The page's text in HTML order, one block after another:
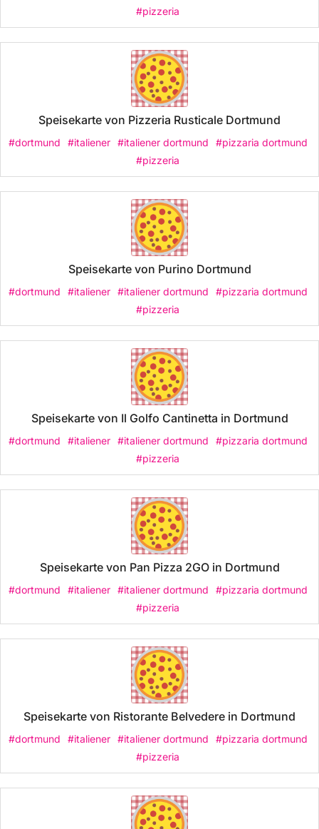
#pizzeria
Speisekarte von Pizzeria Rusticale Dortmund
#dortmund #italiener #italiener dortmund
#pizzaria dortmund
#pizzeria
Speisekarte von Purino Dortmund
#dortmund #italiener #italiener dortmund
#pizzaria dortmund
#pizzeria
Speisekarte von Il Golfo Cantinetta in Dortmund
#dortmund #italiener #italiener dortmund
#pizzaria dortmund
#pizzeria
Speisekarte von Pan Pizza 2GO in Dortmund
#dortmund #italiener #italiener dortmund
#pizzaria dortmund
#pizzeria
Speisekarte von Ristorante Belvedere in Dortmund
#dortmund #italiener #italiener dortmund
#pizzaria dortmund
#pizzeria